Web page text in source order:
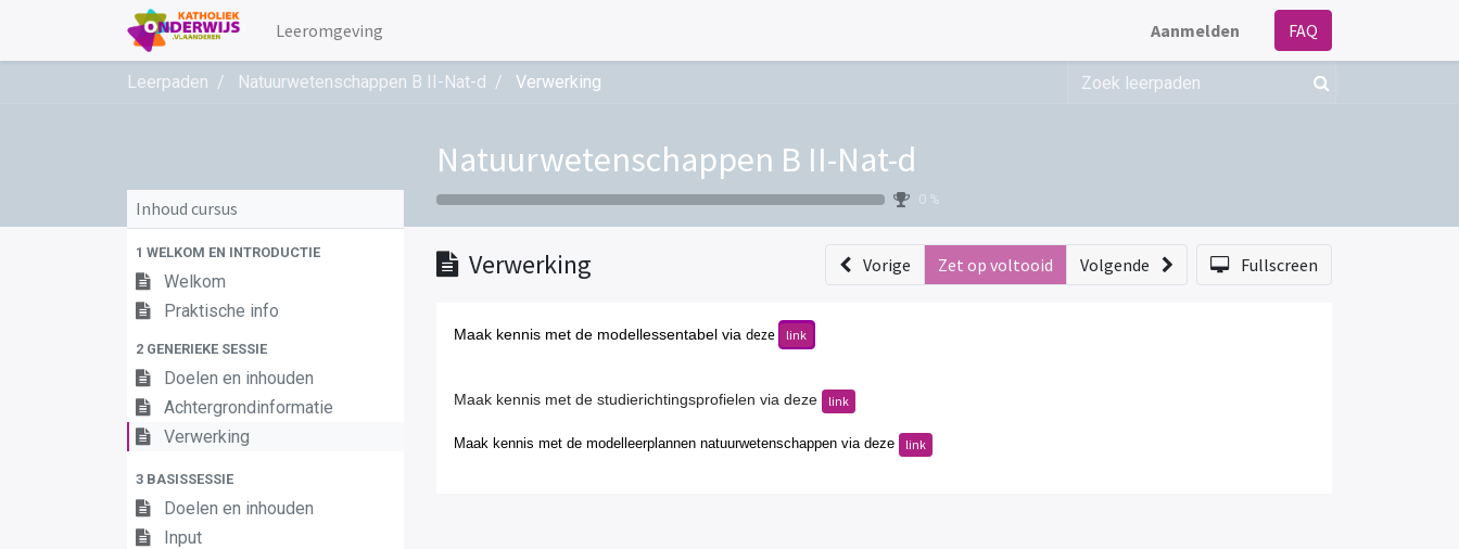
Leeromgeving Aanmelden FAQ
Leerpaden Natuurwetenschappen B II-Nat-d Verwerking
Natuurwetenschappen B II-Nat-d
0 %
Inhoud cursus
1 WELKOM EN INTRODUCTIE
Welkom
Praktische info
2 GENERIEKE SESSIE
Doelen en inhouden
Achtergrondinformatie
Verwerking
3 BASISSESSIE
Doelen en inhouden
Input
Verwerking Vorige Zet op voltooid Volgende Fullscreen
Maak kennis met de modellessentabel via deze link
Maak kennis met de studierichtingsprofielen via deze link
Maak kennis met de modelleerplannen natuurwetenschappen via deze link